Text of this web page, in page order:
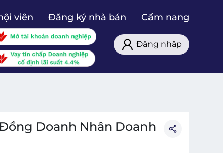
viên Đăng ký nhà bán Cẩm nang
Đăng nhập
Doanh Nhân Doanh